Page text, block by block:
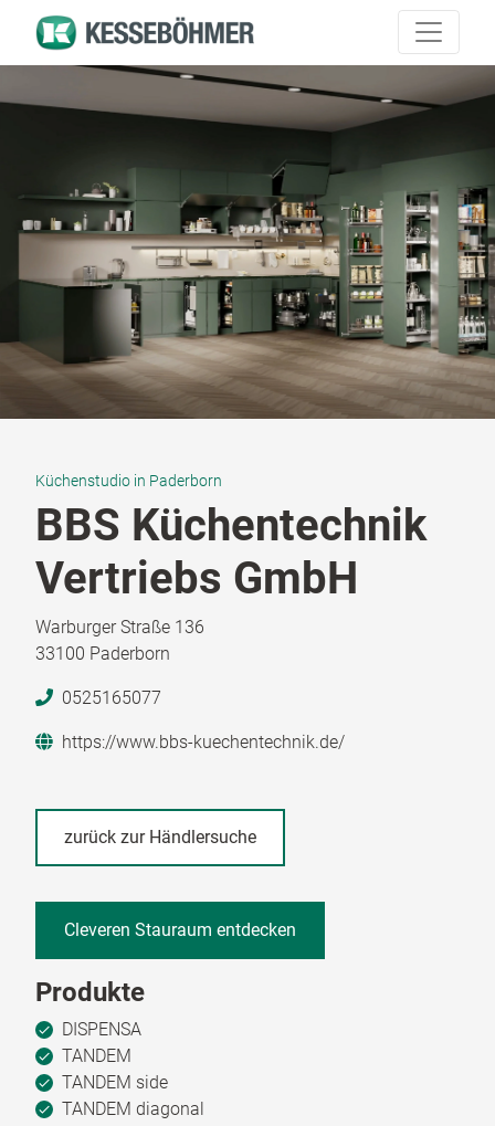
Küchenstudio in Paderborn
BBS Küchentechnik
Vertriebs GmbH
Warburger Straße 136
33100 Paderborn
0525165077
https://www.bbs-kuechentechnik.de/
zurück zur Händlersuche
Cleveren Stauraum entdecken
Produkte
DISPENSA
TANDEM
TANDEM side
TANDEM diagonal